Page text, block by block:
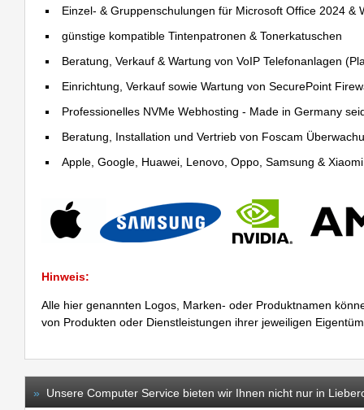
Einzel- & Gruppenschulungen für Microsoft Office 2024 &
günstige kompatible Tintenpatronen & Tonerkatuschen
Beratung, Verkauf & Wartung von VoIP Telefonanlagen
Einrichtung, Verkauf sowie Wartung von SecurePoint
Professionelles NVMe Webhosting - Made in Germany
Beratung, Installation und Vertrieb von Foscam
Apple, Google, Huawei, Lenovo, Oppo, Samsung &
Hinweis:
Alle hier genannten Logos, Marken- oder Produktnamen
von Produkten oder Dienstleistungen ihrer jeweiligen
» Unsere Computer Service bieten wir Ihnen nicht nur in